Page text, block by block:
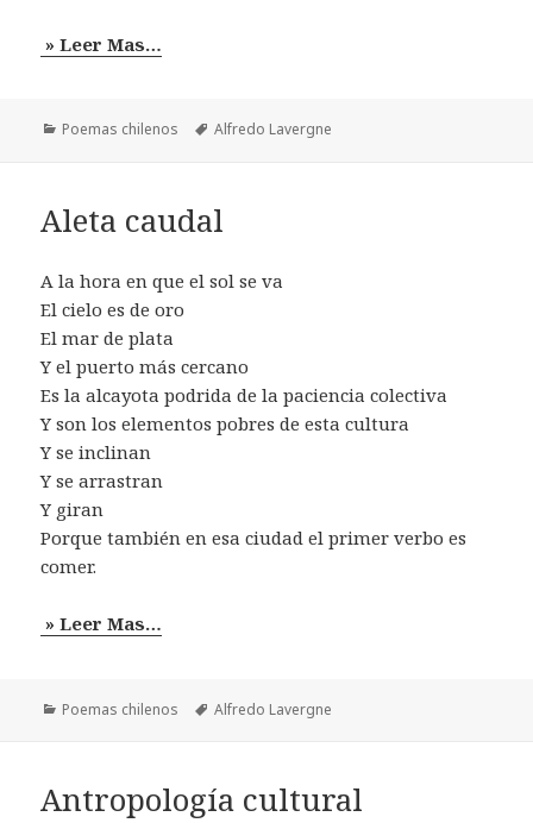
» Leer Mas…
Categorías
Poemas chilenos Etiquetas
Alfredo Lavergne
Aleta caudal
A la hora en que el sol se va
El cielo es de oro
El mar de plata
Y el puerto más cercano
Es la alcayota podrida de la paciencia colectiva
Y son los elementos pobres de esta cultura
Y se inclinan
Y se arrastran
Y giran
Porque también en esa ciudad el primer verbo es
comer.
» Leer Mas…
Categorías
Poemas chilenos Etiquetas
Alfredo Lavergne
Antropología cultural